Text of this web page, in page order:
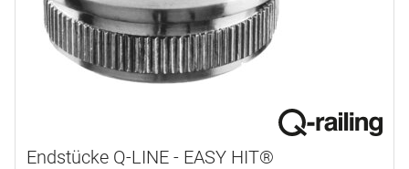
Endstücke Q-LINE - EASY HIT®